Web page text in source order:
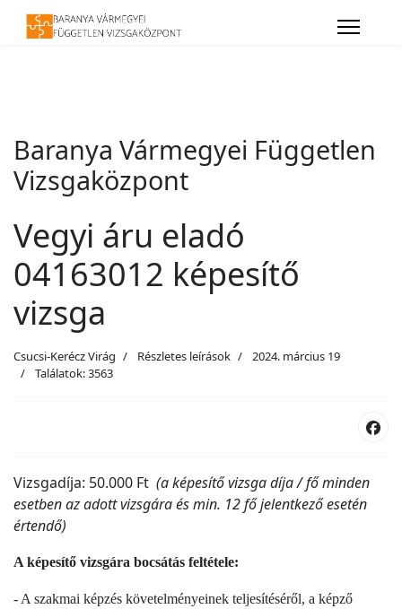
Baranya Vármegyei Független
Vizsgaközpont
Vegyi áru eladó
04163012 képesítő
vizsga
Csucsi-Kerécz Virág Részletes leírások
2024. március 19
Találatok: 3563
Vizsgadíja: 50.000 Ft (a képesítő vizsga díja / fő minden
esetben az adott vizsgára és min. 12 fő jelentkező esetén
értendő)
A képesítő vizsgára bocsátás feltétele:
- A szakmai képzés követelményeinek teljesítéséről, a képző